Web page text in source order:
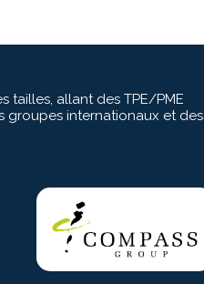
tailles, allant des TPE/PME
groupes internationaux et des